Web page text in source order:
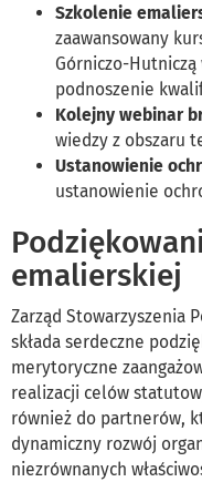
Szkolenie
zaawansowany
Górniczo-Hutniczą
podnoszenie
Kolejny webinar
wiedzy z obszaru
Ustanowienie
ustanowienie
emalierskiej
Zarząd Stowarzyszenia
składa serdeczne
merytoryczne
realizacji celów
również do partnerów,
dynamiczny rozwój
niezrównanych